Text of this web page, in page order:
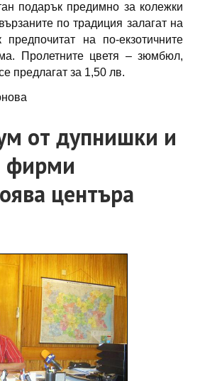
подарък предимно за колежки
по традиция залагат на
на по-екзотичните
Пролетните цветя – зюмбюл,
предлагат за 1,50 лв.
от дупнишки и
фирми
центъра